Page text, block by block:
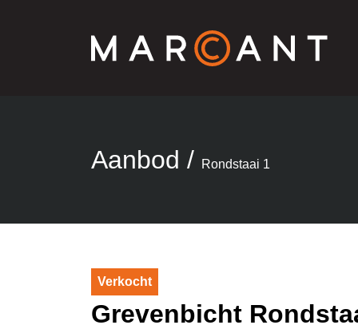
Aanbod / Rondstaai 1
Verkocht
Grevenbicht